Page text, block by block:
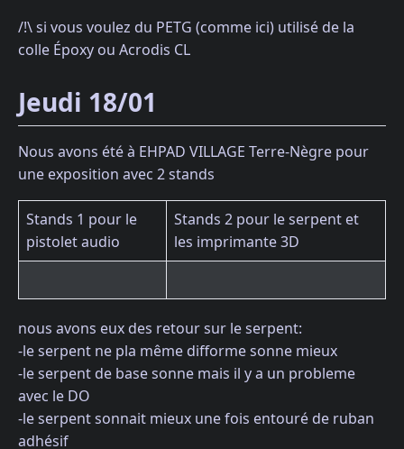
/!\ si vous voulez du PETG (comme ici) utilisé de la
colle Époxy ou Acrodis CL
Jeudi 18/01
Nous avons été à EHPAD VILLAGE Terre-Nègre pour
une exposition avec 2 stands
Stands 1 pour le
pistolet audio
Stands 2 pour le serpent et
les imprimante 3D
nous avons eux des retour sur le serpent:
-le serpent ne pla même difforme sonne mieux
-le serpent de base sonne mais il y a un probleme
avec le DO
-le serpent sonnait mieux une fois entouré de ruban
adhésif